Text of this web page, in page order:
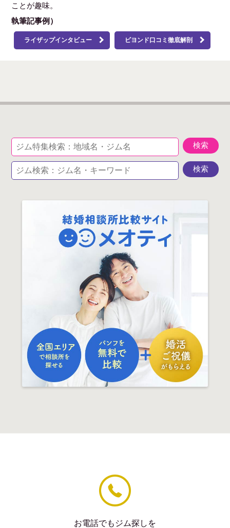
ことが趣味。
執筆記事例）
ライザップインタビュー ビヨンド口コミ徹底解剖
お電話でもジム探しを